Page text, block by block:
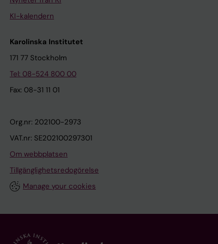
KI-kalendern
Karolinska Institutet
171 77 Stockholm
Tel: 08-524 800 00
Fax: 08-31 11 01
Org.nr: 202100-2973
VAT.nr: SE202100297301
Om webbplatsen
Tillgänglighetsredogörelse
Manage your cookies